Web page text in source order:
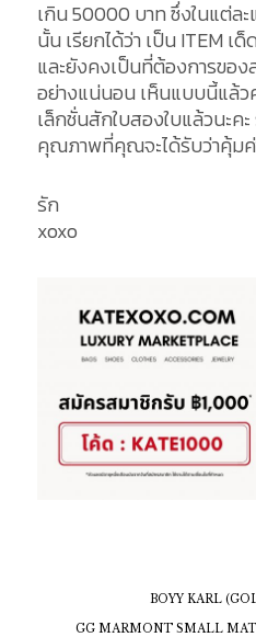
เกิน 50000 บาท ซึ่งในแต่ล
นั้น เรียกได้ว่า เป็น ITEM
และยังคงเป็นที่ต้องการขอ
อย่างแน่นอน เห็นแบบนี้แล้
เล็กชั่นสักใบสองใบแล้วนะค
คุณภาพที่คุณจะได้รับว่าคุ้ม
รัก
xoxo
BOYY KARL
GG MARMONT SMALL